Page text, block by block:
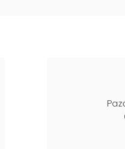
spreyi gibi destekleyici
için şu kriterlere dikkat